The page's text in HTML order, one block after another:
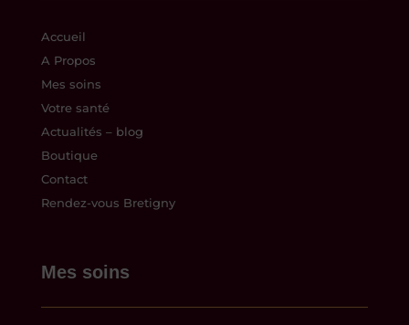
Accueil
A Propos
Mes soins
Votre santé
Actualités – blog
Boutique
Contact
Rendez-vous Bretigny
Mes soins